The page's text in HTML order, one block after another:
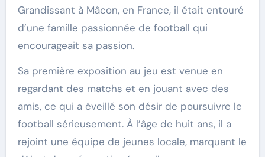
Grandissant à Mâcon, en France, il était entouré
d’une famille passionnée de football qui
encourageait sa passion.
Sa première exposition au jeu est venue en
regardant des matchs et en jouant avec des
amis, ce qui a éveillé son désir de poursuivre le
football sérieusement. À l’âge de huit ans, il a
rejoint une équipe de jeunes locale, marquant le